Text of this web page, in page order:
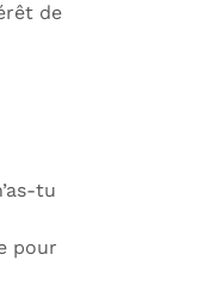
de
tu
pour